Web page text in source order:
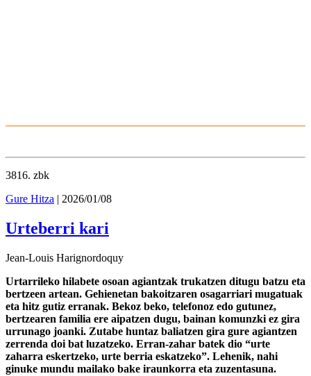
3816. zbk
Gure Hitza | 2026/01/08
Urteberri kari
Jean-Louis Harignordoquy
Urtarrileko hilabete osoan agiantzak trukatzen ditugu batzu eta
bertzeen artean. Gehienetan bakoitzaren osagarriari mugatuak
eta hitz gutiz erranak. Bekoz beko, telefonoz edo gutunez,
bertzearen familia ere aipatzen dugu, bainan komunzki ez gira
urrunago joanki. Zutabe huntaz baliatzen gira gure agiantzen
zerrenda doi bat luzatzeko. Erran-zahar batek dio “urte
zaharra eskertzeko, urte berria eskatzeko”. Lehenik, nahi
ginuke mundu mailako bake iraunkorra eta zuzentasuna.